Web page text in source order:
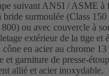
suivant ANSI / ASME
bride surmoulée (Class
ou avec couvercle à
extérieur de la tige et
cône en acier au chrome
et garniture de presse-
allié et acier inoxydable.